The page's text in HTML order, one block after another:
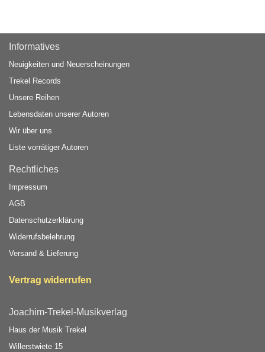
Informatives
Neuigkeiten und Neuerscheinungen
Trekel Records
Unsere Reihen
Lebensdaten unserer Autoren
Wir über uns
Liste vorrätiger Autoren
Rechtliches
Impressum
AGB
Datenschutzerklärung
Widerrufsbelehrung
Versand & Lieferung
Vertrag widerrufen
Joachim-Trekel-Musikverlag
Haus der Musik Trekel
Willerstwiete 15